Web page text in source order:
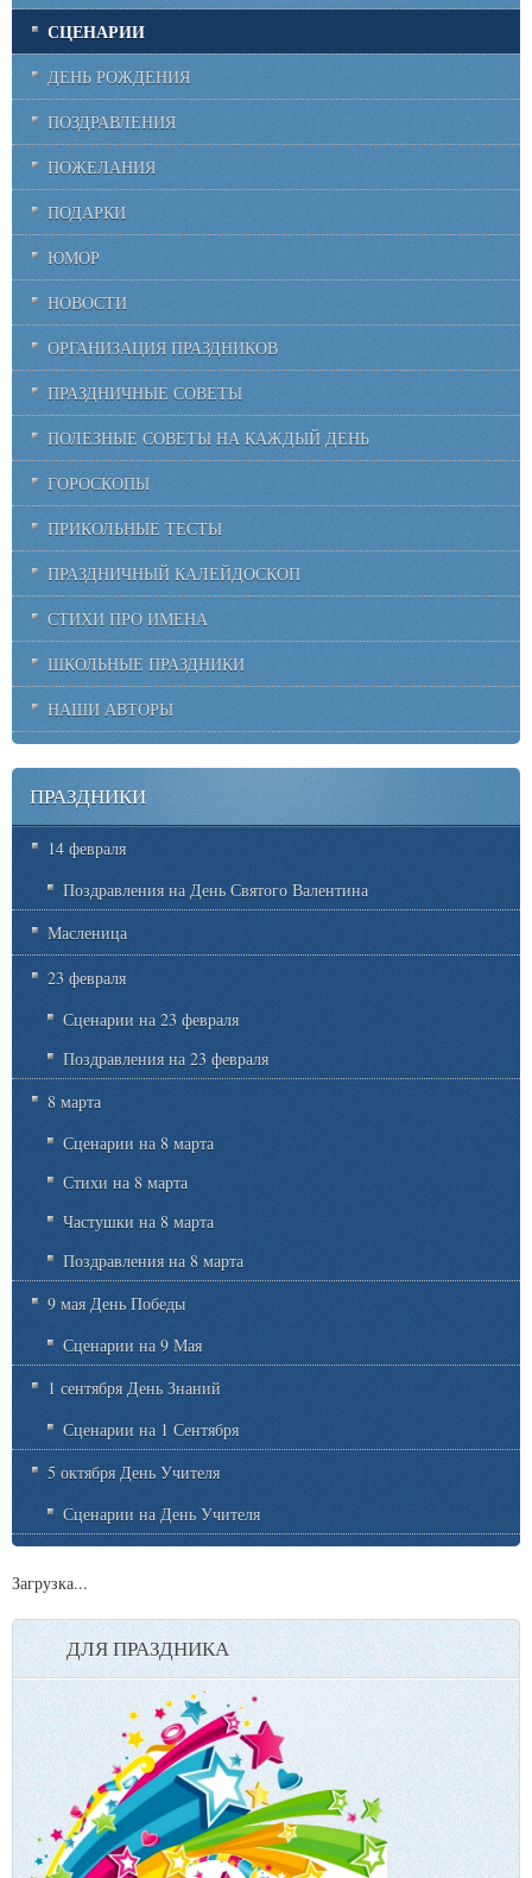
СЦЕНАРИИ
ДЕНЬ РОЖДЕНИЯ
ПОЗДРАВЛЕНИЯ
ПОЖЕЛАНИЯ
ПОДАРКИ
ЮМОР
НОВОСТИ
ОРГАНИЗАЦИЯ ПРАЗДНИКОВ
ПРАЗДНИЧНЫЕ СОВЕТЫ
ПОЛЕЗНЫЕ СОВЕТЫ НА КАЖДЫЙ ДЕНЬ
ГОРОСКОПЫ
ПРИКОЛЬНЫЕ ТЕСТЫ
ПРАЗДНИЧНЫЙ КАЛЕЙДОСКОП
СТИХИ ПРО ИМЕНА
ШКОЛЬНЫЕ ПРАЗДНИКИ
НАШИ АВТОРЫ
ПРАЗДНИКИ
14 февраля
Поздравления на День Святого Валентина
Масленица
23 февраля
Сценарии на 23 февраля
Поздравления на 23 февраля
8 марта
Сценарии на 8 марта
Стихи на 8 марта
Частушки на 8 марта
Поздравления на 8 марта
9 мая День Победы
Сценарии на 9 Мая
1 сентября День Знаний
Сценарии на 1 Сентября
5 октября День Учителя
Сценарии на День Учителя
Загрузка...
ДЛЯ ПРАЗДНИКА